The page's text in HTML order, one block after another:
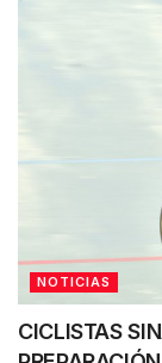
NOTICIAS
CICLISTAS